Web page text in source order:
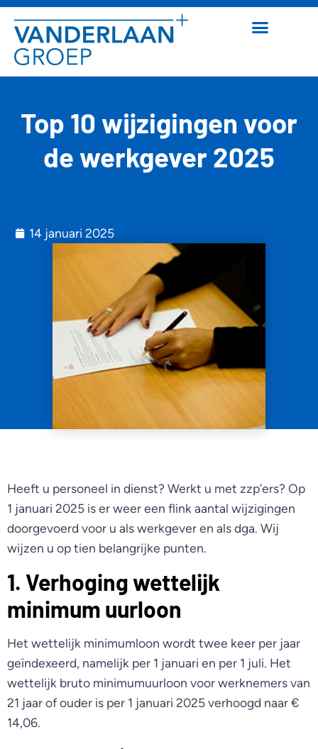
Top 10 wijzigingen voor
de werkgever 2025
14 januari 2025
Heeft u personeel in dienst? Werkt u met zzp’ers? Op
1 januari 2025 is er weer een flink aantal wijzigingen
doorgevoerd voor u als werkgever en als dga. Wij
wijzen u op tien belangrijke punten.
1. Verhoging wettelijk
minimum uurloon
Het wettelijk minimumloon wordt twee keer per jaar
geïndexeerd, namelijk per 1 januari en per 1 juli. Het
wettelijk bruto minimumuurloon voor werknemers van
21 jaar of ouder is per 1 januari 2025 verhoogd naar €
14,06.